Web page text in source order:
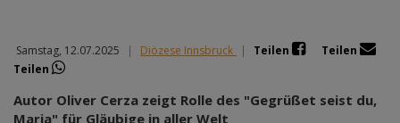
Samstag, 12.07.2025 | Diözese Innsbruck | Teilen
Teilen
Teilen
Autor Oliver Cerza zeigt Rolle des "Gegrüßet seist du,
Maria" für Gläubige in aller Welt